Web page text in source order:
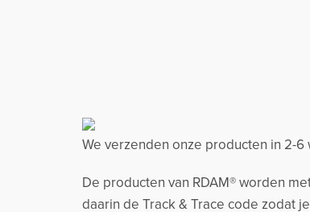
We verzenden onze producten in 2-
De producten van RDAM® worden
daarin de Track & Trace code zodat